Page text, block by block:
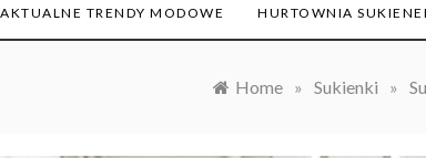
TRENDY MODOWE HURTOWNIA
Home » Sukienki »